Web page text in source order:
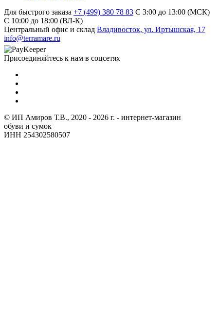
Для быстрого заказа +7 (499) 380 78 83 С 3:00 до 13:00 (МСК)
C 10:00 до 18:00 (ВЛ-К)
Центральный офис и склад Владивосток, ул. Иртышская, 17
info@terramare.ru
Присоединяйтесь к нам в соцсетях
© ИП Амиров Т.В., 2020 - 2026 г. - интернет-магазин
обуви и сумок
ИНН 254302580507